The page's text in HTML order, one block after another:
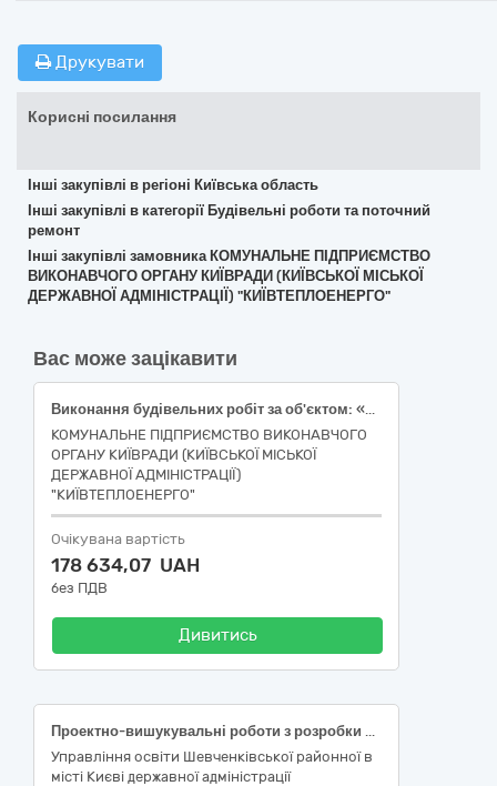
Друкувати
Корисні посилання
Інші закупівлі в регіоні Київська область
Інші закупівлі в категорії Будівельні роботи та поточний
ремонт
Інші закупівлі замовника КОМУНАЛЬНЕ ПІДПРИЄМСТВО
ВИКОНАВЧОГО ОРГАНУ КИЇВРАДИ (КИЇВСЬКОЇ МІСЬКОЇ
ДЕРЖАВНОЇ АДМІНІСТРАЦІЇ) "КИЇВТЕПЛОЕНЕРГО"
Вас може зацікавити
Виконання будівельних робіт за об'єктом: «Реконструкція інженерних вводів житлових будинків із встановленням вузлів комерційного обліку теплової енергії разом з програмно-апаратною частиною диспетчеризації по вул. Кондратюка Юрія, 2-а, Оболонський район міста Києва»
КОМУНАЛЬНЕ ПІДПРИЄМСТВО ВИКОНАВЧОГО
ОРГАНУ КИЇВРАДИ (КИЇВСЬКОЇ МІСЬКОЇ
ДЕРЖАВНОЇ АДМІНІСТРАЦІЇ)
"КИЇВТЕПЛОЕНЕРГО"
Очікувана вартість
178 634,07 UAH
без ПДВ
Дивитись
Проектно-вишукувальні роботи з розробки робочого проєкту «Реконструкція нежитлових будівель літ. «А», «Б», «В» школи І-ІІІ ступенів № 27 Шевченківського району м. Києва з прибудовою споруди подвійного призначення із захисними властивостями протирадіаційного укриття за адресою: м. Київ, вулиця Мрії (вул. Туполєва Академіка), будинок 20 Є» (Код ДК 021:2015 45220000-5 Інженерні та будівельні роботи)
Управління освіти Шевченківської районної в
місті Києві державної адміністрації